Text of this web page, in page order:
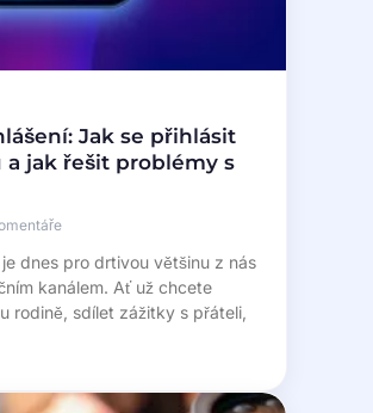
Jak se přihlásit
a jak řešit problémy s
dnes pro drtivou většinu z nás
kanálem. Ať už chcete
rodině, sdílet zážitky s přáteli,